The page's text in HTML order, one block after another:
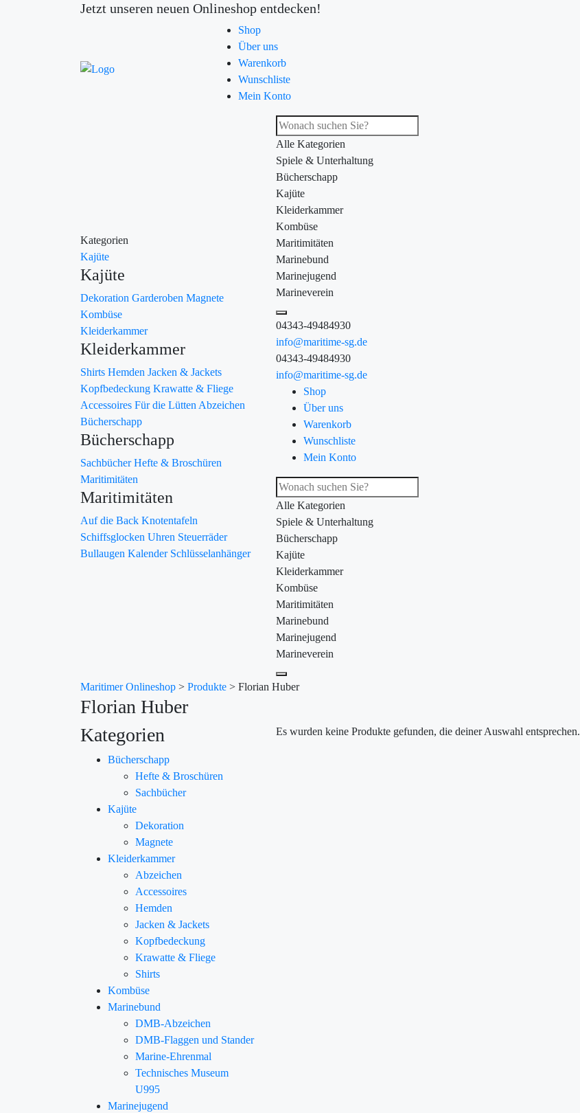
Jetzt unseren neuen Onlineshop entdecken!
Shop
Über uns
Warenkorb
Wunschliste
Mein Konto
Kategorien
Kajüte
Kajüte
Dekoration Garderoben Magnete
Kombüse
Kleiderkammer
Kleiderkammer
Shirts Hemden Jacken & Jackets
Kopfbedeckung Krawatte & Fliege
Accessoires Für die Lütten Abzeichen
Bücherschapp
Bücherschapp
SachbücherHefte & Broschüren
Maritimitäten
Maritimitäten
Auf die Back Knotentafeln
Schiffsglocken Uhren Steuerräder
Bullaugen Kalender Schlüsselanhänger
Alle Kategorien
Spiele & Unterhaltung
Bücherschapp
Kajüte
Kleiderkammer
Kombüse
Maritimitäten
Marinebund
Marinejugend
Marineverein
04343-49484930
info@maritime-sg.de
04343-49484930
info@maritime-sg.de
Shop
Über uns
Warenkorb
Wunschliste
Mein Konto
Alle Kategorien
Spiele & Unterhaltung
Bücherschapp
Kajüte
Kleiderkammer
Kombüse
Maritimitäten
Marinebund
Marinejugend
Marineverein
Maritimer Onlineshop > Produkte > Florian Huber
Florian Huber
Kategorien
Bücherschapp
Hefte & Broschüren
Sachbücher
Kajüte
Dekoration
Magnete
Kleiderkammer
Abzeichen
Accessoires
Hemden
Jacken & Jackets
Kopfbedeckung
Krawatte & Fliege
Shirts
Kombüse
Marinebund
DMB-Abzeichen
DMB-Flaggen und Stander
Marine-Ehrenmal
Technisches Museum
U995
Marinejugend
Es wurden keine Produkte gefunden, die deiner Auswahl entsprechen.